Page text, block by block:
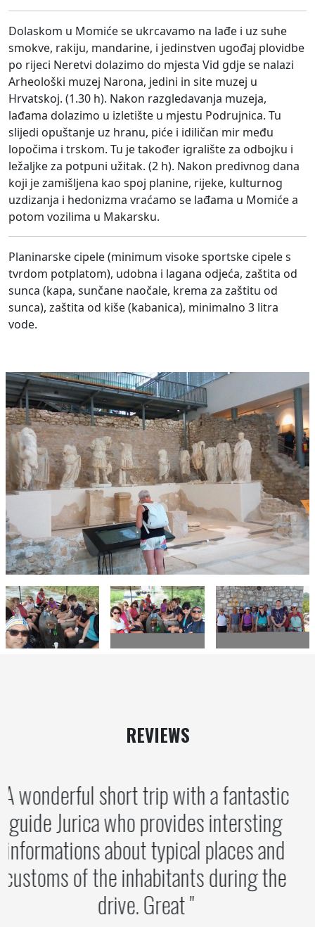
Dolaskom u Momiće se ukrcavamo na lađe i uz suhe
smokve, rakiju, mandarine, i jedinstven ugođaj plovidbe
po rijeci Neretvi dolazimo do mjesta Vid gdje se nalazi
Arheološki muzej Narona, jedini in site muzej u
Hrvatskoj. (1.30 h). Nakon razgledavanja muzeja,
lađama dolazimo u izletište u mjestu Podrujnica. Tu
slijedi opuštanje uz hranu, piće i idiličan mir među
lopočima i trskom. Tu je također igralište za odbojku i
ležaljke za potpuni užitak. (2 h). Nakon predivnog dana
koji je zamišljena kao spoj planine, rijeke, kulturnog
uzdizanja i hedonizma vraćamo se lađama u Momiće a
potom vozilima u Makarsku.
Planinarske cipele (minimum visoke sportske cipele s
tvrdom potplatom), udobna i lagana odjeća, zaštita od
sunca (kapa, sunčane naočale, krema za zaštitu od
sunca), zaštita od kiše (kabanica), minimalno 3 litra
vode.
REVIEWS
A wonderful short trip with a fantastic
guide Jurica who provides intersting
informations about typical places and
customs of the inhabitants during the
drive. Great